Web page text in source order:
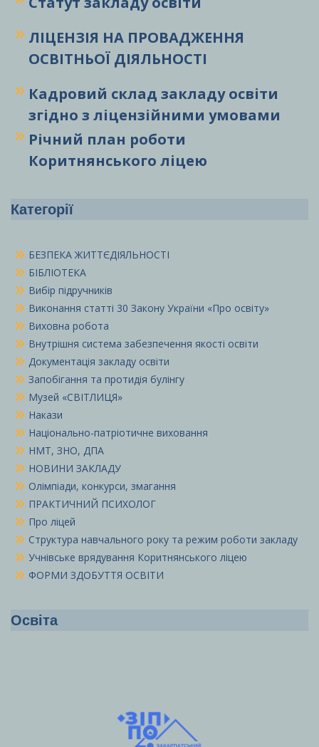
ЛІЦЕНЗІЯ НА ПРОВАДЖЕННЯ
ОСВІТНЬОЇ ДІЯЛЬНОСТІ
Кадровий склад закладу освіти
згідно з ліцензійними умовами
Річний план роботи
Коритнянського ліцею
Категорії
БЕЗПЕКА ЖИТТЄДІЯЛЬНОСТІ
БІБЛІОТЕКА
Вибір підручників
Виконання статті 30 Закону України «Про освіту»
Виховна робота
Внутрішня система забезпечення якості освіти
Документація закладу освіти
Запобігання та протидія булінгу
Музей «СВІТЛИЦЯ»
Накази
Національно-патріотичне виховання
НМТ, ЗНО, ДПА
НОВИНИ ЗАКЛАДУ
Олімпіади, конкурси, змагання
ПРАКТИЧНИЙ ПСИХОЛОГ
Про ліцей
Структура навчального року та режим роботи закладу
Учнівське врядування Коритнянського ліцею
ФОРМИ ЗДОБУТТЯ ОСВІТИ
Освіта